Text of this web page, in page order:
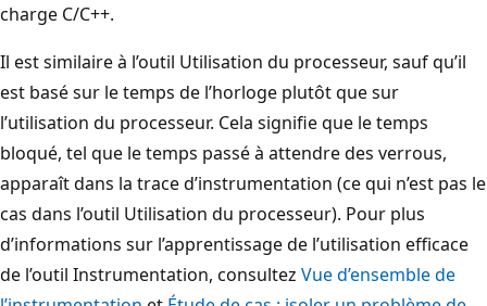
charge C/C++.
Il est similaire à l’outil Utilisation du processeur, sauf qu’il
est basé sur le temps de l’horloge plutôt que sur
l’utilisation du processeur. Cela signifie que le temps
bloqué, tel que le temps passé à attendre des verrous,
apparaît dans la trace d’instrumentation (ce qui n’est pas le
cas dans l’outil Utilisation du processeur). Pour plus
d’informations sur l’apprentissage de l’utilisation efficace
de l’outil Instrumentation, consultez Vue d’ensemble de